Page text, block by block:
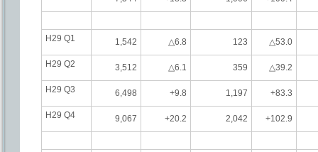
H29 Q1 1,542 △6.8 123 △53.0
H29 Q2 3,512 △6.1 359 △39.2
H29 Q3 6,498 +9.8 1,197 +83.3
H29 Q4 9,067 +20.2 2,042 +102.9